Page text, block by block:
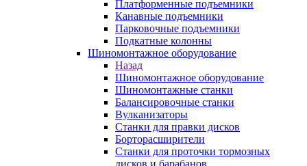
Платформенные подъемники
Канавные подъемники
Парковочные подъемники
Подкатные колонны
Шиномонтажное оборудование
Назад
Шиномонтажное оборудование
Шиномонтажные станки
Балансировочные станки
Вулканизаторы
Станки для правки дисков
Борторасширители
Станки для проточки тормозных
дисков и барабанов